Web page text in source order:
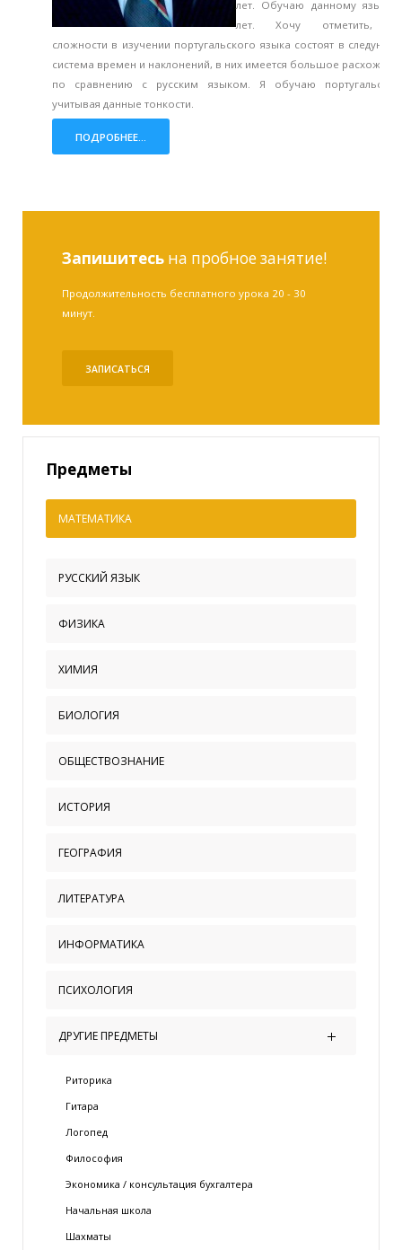
лет. Обучаю данному языку
лет. Хочу отметить,
сложности в изучении португальского языка состоят в
система времен и наклонений, в них имеется большое
по сравнению с русским языком. Я обучаю
учитывая данные тонкости.
ПОДРОБНЕЕ...
Запишитесьна пробное занятие!
Продолжительность бесплатного урока 20 - 30
минут.
ЗАПИСАТЬСЯ
Предметы
МАТЕМАТИКА
РУССКИЙ ЯЗЫК
ФИЗИКА
ХИМИЯ
БИОЛОГИЯ
ОБЩЕСТВОЗНАНИЕ
ИСТОРИЯ
ГЕОГРАФИЯ
ЛИТЕРАТУРА
ИНФОРМАТИКА
ПСИХОЛОГИЯ
ДРУГИЕ ПРЕДМЕТЫ
Риторика
Гитара
Логопед
Философия
Экономика / консультация бухгалтера
Начальная школа
Шахматы